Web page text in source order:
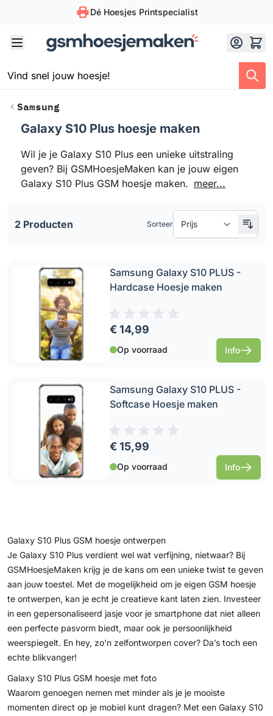
Dé Hoesjes Printspecialist
Samsung
Doorgaan naar productlijst
Galaxy S10 Plus hoesje maken
Wil je je Galaxy S10 Plus een unieke uitstraling
geven? Bij GSMHoesjeMaken kan je jouw eigen
Galaxy S10 Plus GSM hoesje maken. meer...
2 Producten Sorteer
Samsung Galaxy S10 PLUS -
Hardcase Hoesje maken
€ 14,99
Op voorraad Info
Samsung Galaxy S10 PLUS -
Softcase Hoesje maken
€ 15,99
Op voorraad Info
Galaxy S10 Plus GSM hoesje ontwerpen
Je Galaxy S10 Plus verdient wel wat verfijning, nietwaar? Bij
GSMHoesjeMaken krijg je de kans om een unieke twist te geven
aan jouw toestel. Met de mogelijkheid om je eigen GSM hoesje
te ontwerpen, kan je echt je creatieve kant laten zien. Investeer
in een gepersonaliseerd jasje voor je smartphone dat niet alleen
een perfecte pasvorm biedt, maar ook je persoonlijkheid
weerspiegelt. En hey, zo'n zelfontworpen cover? Da’s toch een
echte blikvanger!
Galaxy S10 Plus GSM hoesje met foto
Waarom genoegen nemen met minder als je je mooiste
momenten direct op je mobiel kunt dragen? Met een Galaxy S10